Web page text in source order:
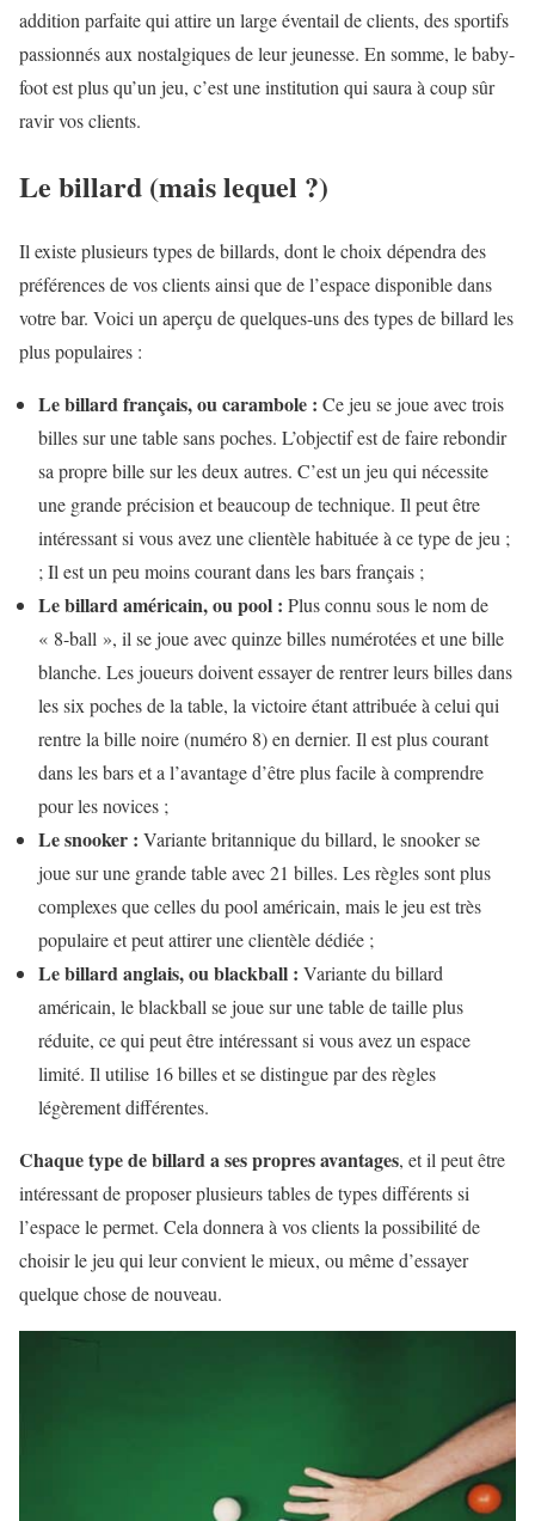
addition parfaite qui attire un large éventail de clients, des sportifs
passionnés aux nostalgiques de leur jeunesse. En somme, le baby-
foot est plus qu’un jeu, c’est une institution qui saura à coup sûr
ravir vos clients.
Le billard (mais lequel ?)
Il existe plusieurs types de billards, dont le choix dépendra des
préférences de vos clients ainsi que de l’espace disponible dans
votre bar. Voici un aperçu de quelques-uns des types de billard les
plus populaires :
Le billard français, ou carambole : Ce jeu se joue avec trois
billes sur une table sans poches. L’objectif est de faire rebondir
sa propre bille sur les deux autres. C’est un jeu qui nécessite
une grande précision et beaucoup de technique. Il peut être
intéressant si vous avez une clientèle habituée à ce type de jeu ;
; Il est un peu moins courant dans les bars français ;
Le billard américain, ou pool : Plus connu sous le nom de
« 8-ball », il se joue avec quinze billes numérotées et une bille
blanche. Les joueurs doivent essayer de rentrer leurs billes dans
les six poches de la table, la victoire étant attribuée à celui qui
rentre la bille noire (numéro 8) en dernier. Il est plus courant
dans les bars et a l’avantage d’être plus facile à comprendre
pour les novices ;
Le snooker : Variante britannique du billard, le snooker se
joue sur une grande table avec 21 billes. Les règles sont plus
complexes que celles du pool américain, mais le jeu est très
populaire et peut attirer une clientèle dédiée ;
Le billard anglais, ou blackball : Variante du billard
américain, le blackball se joue sur une table de taille plus
réduite, ce qui peut être intéressant si vous avez un espace
limité. Il utilise 16 billes et se distingue par des règles
légèrement différentes.
Chaque type de billard a ses propres avantages, et il peut être
intéressant de proposer plusieurs tables de types différents si
l’espace le permet. Cela donnera à vos clients la possibilité de
choisir le jeu qui leur convient le mieux, ou même d’essayer
quelque chose de nouveau.